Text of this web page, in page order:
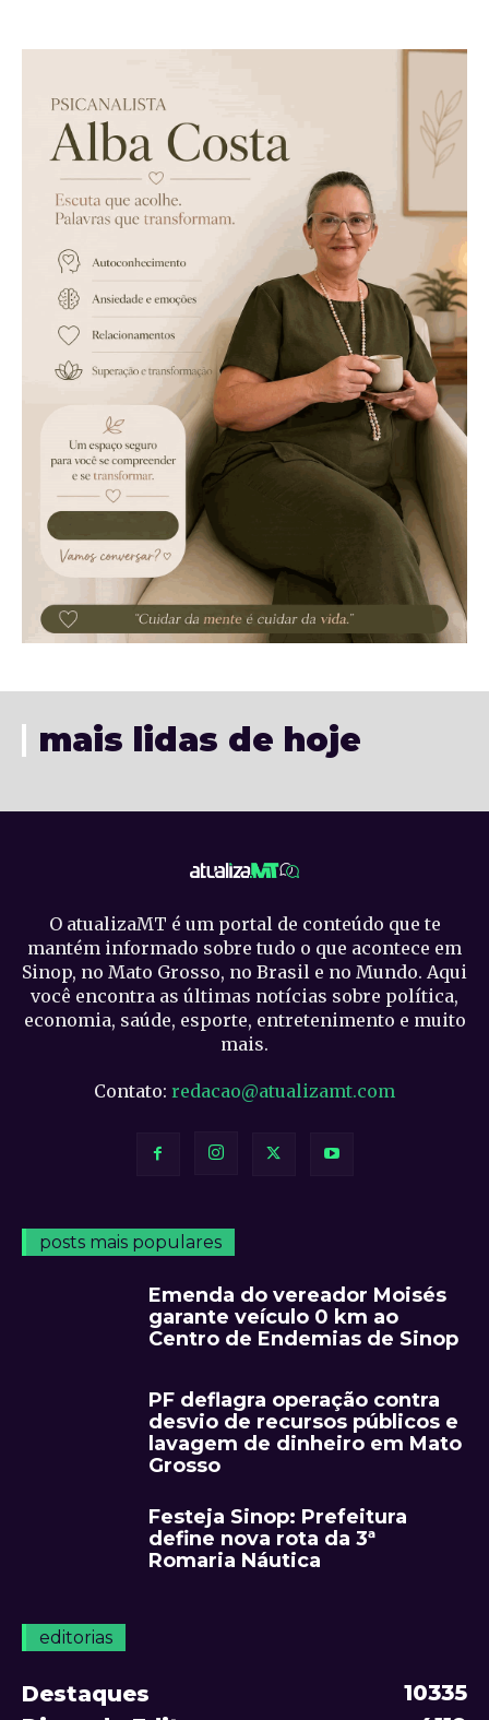
mais lidas de hoje
O atualizaMT é um portal de conteúdo que te
mantém informado sobre tudo o que acontece em
Sinop, no Mato Grosso, no Brasil e no Mundo. Aqui
você encontra as últimas notícias sobre política,
economia, saúde, esporte, entretenimento e muito
mais.
Contato: redacao@atualizamt.com
posts mais populares
Emenda do vereador Moisés
garante veículo 0 km ao
Centro de Endemias de Sinop
PF deflagra operação contra
desvio de recursos públicos e
lavagem de dinheiro em Mato
Grosso
Festeja Sinop: Prefeitura
define nova rota da 3ª
Romaria Náutica
editorias
Destaques
10335